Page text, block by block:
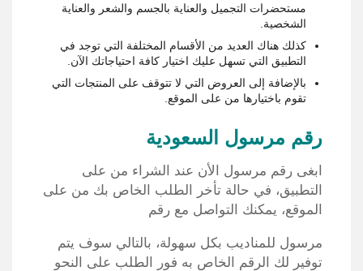
مستحضرات التجميل والعناية بالجسم والشعر والعناية
الشخصية.
كذلك هناك العديد من الأقسام المختلفة التي توجد في
التطبيق التي تسهل عليك اختيار كافة احتياجاتك الآن.
بالإضافة إلى العروض التي لا تتوقف على المنتجات التي
تقوم باختيارها من على الموقع.
رقم مرسول السعودية
ابغى رقم مرسول الأن عند الشراء من على
التطبيق، في حالة تأخر الطلب الخاص بك من على
الموقع، يمكنك التواصل مع رقم
مرسول للمناديب بكل سهولة، بالتالي سوف يتم
توفير لك الرقم الخاص به فور الطلب على النحو